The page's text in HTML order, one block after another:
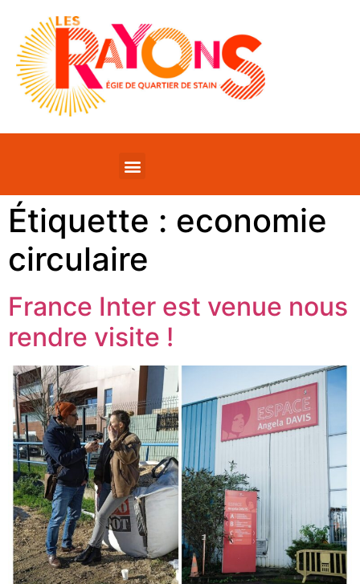
Étiquette : economie
circulaire
France Inter est venue nous
rendre visite !